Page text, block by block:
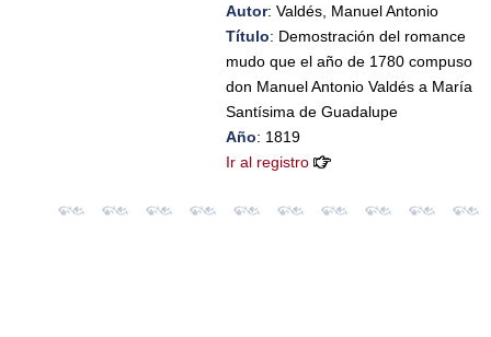
Autor: Valdés, Manuel Antonio
Título: Demostración del romance
mudo que el año de 1780 compuso
don Manuel Antonio Valdés a María
Santísima de Guadalupe
Año: 1819
Ir al registro